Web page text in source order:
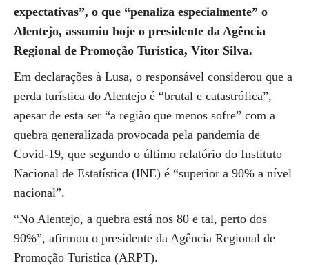
expectativas”, o que “penaliza especialmente” o
Alentejo, assumiu hoje o presidente da Agência
Regional de Promoção Turística, Vítor Silva.
Em declarações à Lusa, o responsável considerou que a
perda turística do Alentejo é “brutal e catastrófica”,
apesar de esta ser “a região que menos sofre” com a
quebra generalizada provocada pela pandemia de
Covid-19, que segundo o último relatório do Instituto
Nacional de Estatística (INE) é “superior a 90% a nível
nacional”.
“No Alentejo, a quebra está nos 80 e tal, perto dos
90%”, afirmou o presidente da Agência Regional de
Promoção Turística (ARPT).